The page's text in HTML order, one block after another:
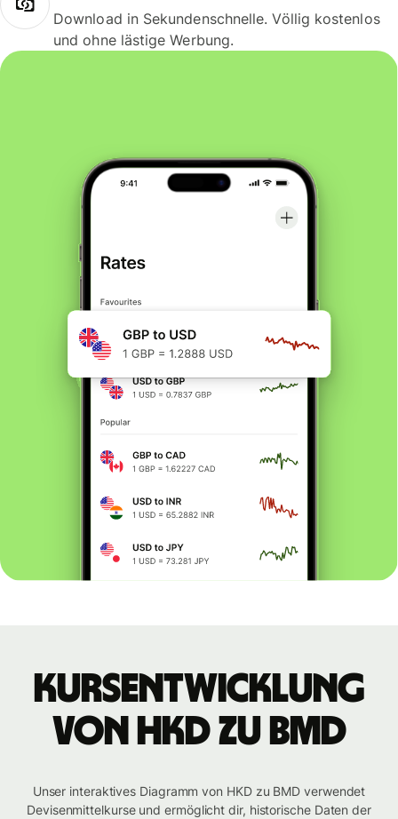
Download in Sekundenschnelle. Völlig kostenlos
und ohne lästige Werbung.
Kursentwicklung
von HKD zu BMD
Unser interaktives Diagramm von HKD zu BMD verwendet
Devisenmittelkurse und ermöglicht dir, historische Daten der